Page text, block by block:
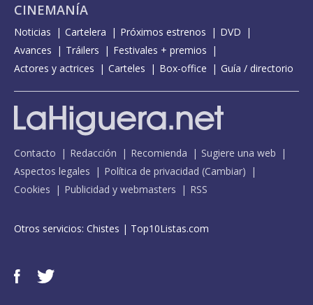
CINEMANÍA
Noticias Cartelera Próximos estrenos
DVD
Avances
Tráilers
Festivales + premios
Actores y actrices
Carteles Box-office Guía / directorio
Contacto Redacción Recomienda
Sugiere una web
Aspectos legales
Política de privacidad (Cambiar)
Cookies
Publicidad y webmasters RSS
Otros servicios: Chistes | Top10Listas.com